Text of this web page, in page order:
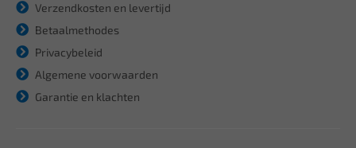
Verzendkosten en levertijd
Betaalmethodes
Privacybeleid
Algemene voorwaarden
Garantie en klachten